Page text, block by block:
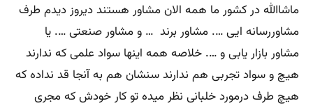
ماشاالله در کشور ما همه الان مشاور هستند دیروز دیدم طرف
مشاوررسانه ایی …. مشاور برند … و مشاور صنعتی …. یا
مشاور بازار یابی و …. خلاصه همه اینها سواد علمی که ندارند
هیچ و سواد تجربی هم ندارند سنشان هم به آنجا قد نداده که
هیچ طرف درمورد خلبانی نظر میده تو کار خودش که مجری